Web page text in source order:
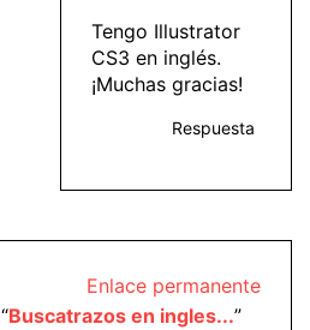
Tengo Illustrator
CS3 en inglés.
¡Muchas gracias!
Respuesta
Enlace permanente
“Buscatrazos en ingles...”